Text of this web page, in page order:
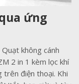
ứng
không cánh
2 in 1 kèm lọc khí
trên điện thoại. Khi